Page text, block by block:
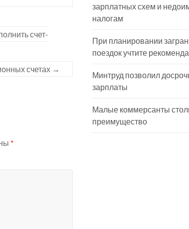
счет-
счетах →
*
зарплатных схем и
налогам
При планировании
поездок учтите
Минтруд позволил
зарплаты
Малые коммерсанты
преимущество